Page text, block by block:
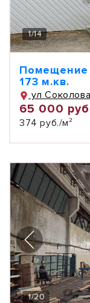
1/14
Помещение
173 м.кв.
ул
65 000
374 руб./м²
1/20